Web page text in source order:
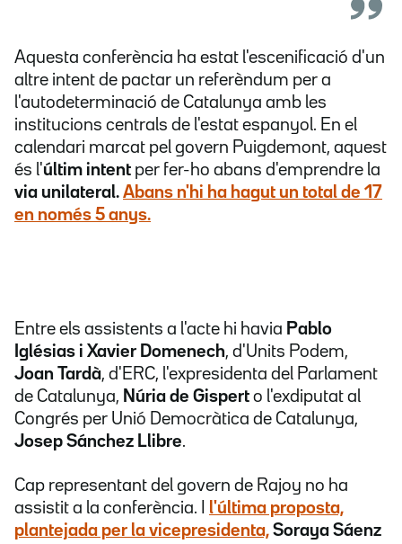
Aquesta conferència ha estat l'escenificació d'un
altre intent de pactar un referèndum per a
l'autodeterminació de Catalunya amb les
institucions centrals de l'estat espanyol. En el
calendari marcat pel govern Puigdemont, aquest
és l'últim intent per fer-ho abans d'emprendre la
via unilateral. Abans n'hi ha hagut un total de 17
en només 5 anys.
Entre els assistents a l'acte hi havia Pablo
Iglésias i Xavier Domenech, d'Units Podem,
Joan Tardà, d'ERC, l'expresidenta del Parlament
de Catalunya, Núria de Gispert o l'exdiputat al
Congrés per Unió Democràtica de Catalunya,
Josep Sánchez Llibre.
Cap representant del govern de Rajoy no ha
assistit a la conferència. I
l'última proposta,
plantejada per la vicepresidenta, Soraya Sáenz